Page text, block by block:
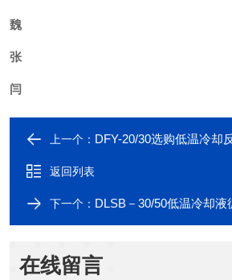
魏
张
闫
上一个： DFY-20/30选购低温冷却反应浴
返回列表
下一个： DLSB－30/50低温冷却液循环泵，
在线留言